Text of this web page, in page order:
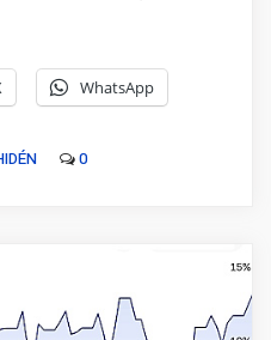
WhatsApp
0